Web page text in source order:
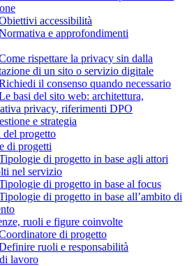
accessibilità
e approfondimenti
rispettare la privacy sin dalla
di un sito o servizio digitale
il consenso quando necessario
basi del sito web: architettura,
privacy, riferimenti DPO
e strategia
progetto
di progetti
di progetto in base agli attori
nel servizio
di progetto in base al focus
di progetto in base all’ambito di
ruoli e figure coinvolte
di progetto
ruoli e responsabilità
lavoro